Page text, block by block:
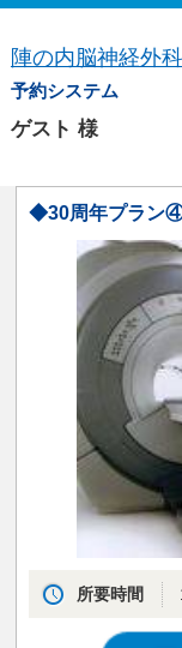
陣の内脳神経外
予約システム
ゲスト 様
◆30周年プラン
所要時間